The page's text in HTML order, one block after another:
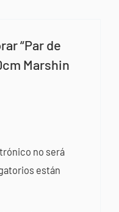
“Par de
Marshin
no será
están